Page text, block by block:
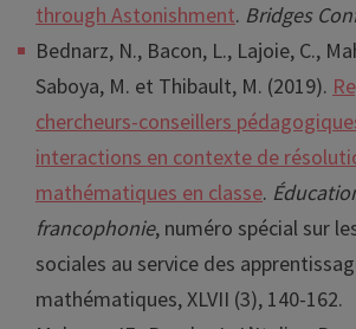
through Astonishment. Bridges
Bednarz, N., Bacon, L., Lajoie, C.,
Saboya, M. et Thibault, M. (2019).
chercheurs-conseillers
interactions en contexte de
mathématiques en classe.
francophonie, numéro spécial sur
sociales au service des
mathématiques, XLVII (3), 140-162.